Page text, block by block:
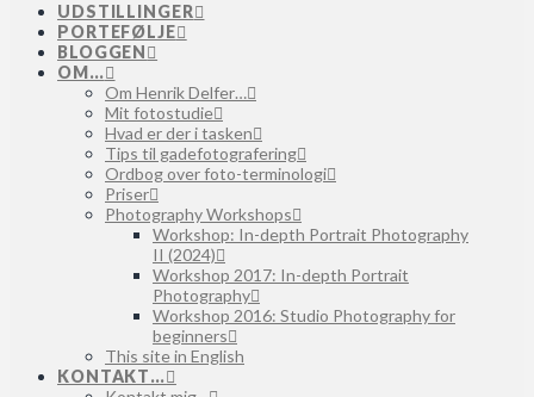
UDSTILLINGER
PORTEFØLJE
BLOGGEN
OM…
Om Henrik Delfer…
Mit fotostudie
Hvad er der i tasken
Tips til gadefotografering
Ordbog over foto-terminologi
Priser
Photography Workshops
Workshop: In-depth Portrait Photography
II (2024)
Workshop 2017: In-depth Portrait
Photography
Workshop 2016: Studio Photography for
beginners
This site in English
KONTAKT…